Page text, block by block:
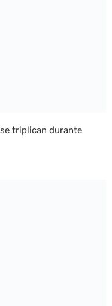
triplican durante